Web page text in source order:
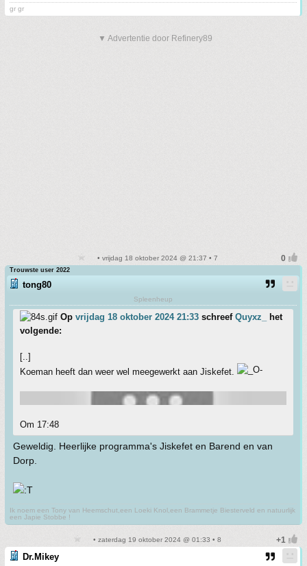
gr gr
▼ Advertentie door Refinery89
• vrijdag 18 oktober 2024 @ 21:37 • 7
Trouwste user 2022
tong80
Spleenheup
Op vrijdag 18 oktober 2024 21:33 schreef Quyxz_
het
volgende:
[..]
Koeman heeft dan weer wel meegewerkt aan Jiskefet.
Om 17:48
Geweldig. Heerlijke programma's Jiskefet en Barend en van
Dorp.
Ik noem een Tony van Heemschut,een Loeki Knol,een Brammetje Biesterveld en natuurlijk
een Japie Stobbe !
• zaterdag 19 oktober 2024 @ 01:33 • 8
Dr.Mikey